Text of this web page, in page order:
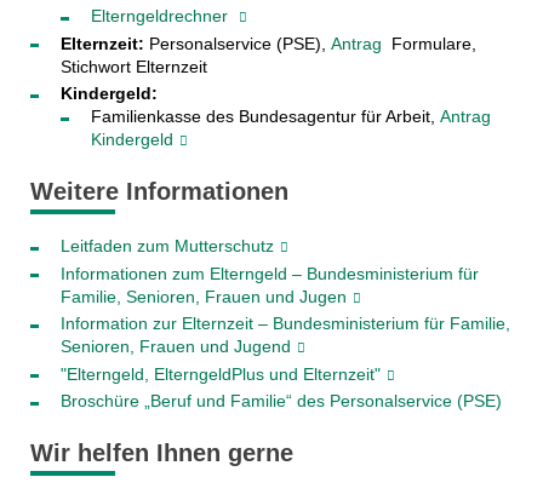
Elterngeldrechner
Elternzeit: Personalservice (PSE), Antrag
Formulare,
Stichwort Elternzeit
Kindergeld:
Familienkasse des Bundesagentur für Arbeit, Antrag
Kindergeld
Weitere Informationen
Leitfaden zum Mutterschutz
Informationen zum Elterngeld – Bundesministerium für
Familie, Senioren, Frauen und Jugen
Information zur Elternzeit – Bundesministerium für Familie,
Senioren, Frauen und Jugend
"Elterngeld, ElterngeldPlus und Elternzeit"
Broschüre „Beruf und Familie“ des Personalservice (PSE)
Wir helfen Ihnen gerne